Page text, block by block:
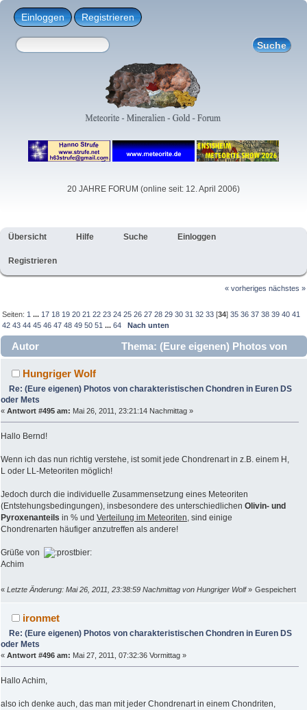
Einloggen Registrieren
20 JAHRE FORUM (online seit: 12. April 2006)
Übersicht Hilfe Suche Einloggen
Registrieren
« vorheriges nächstes »
Seiten: 1 ... 17 18 19 20 21 22 23 24 25 26 27 28 29 30 31 32 33 [34]35 36 37 38 39 40 41
42 43 44 45 46 47 48 49 50 51 ...64 Nach unten
Autor
Thema: (Eure eigenen) Photos von
charakteristischen Chondren in Euren DS oder Mets
(Gelesen 347161 mal)
Hungriger Wolf
Re: (Eure eigenen) Photos von charakteristischen Chondren in Euren DS
oder Mets
« Antwort #495 am: Mai 26, 2011, 23:21:14 Nachmittag »
Hallo Bernd!
Wenn ich das nun richtig verstehe, ist somit jede Chondrenart in z.B. einem H,
L oder LL-Meteoriten möglich!
Jedoch durch die individuelle Zusammensetzung eines Meteoriten
(Entstehungsbedingungen), insbesondere des unterschiedlichen Olivin- und
Pyroxenanteils in % und Verteilung im Meteoriten, sind einige
Chondrenarten häufiger anzutreffen als andere!
Grüße von
Achim
« Letzte Änderung: Mai 26, 2011, 23:38:59 Nachmittag von Hungriger Wolf» Gespeichert
ironmet
Re: (Eure eigenen) Photos von charakteristischen Chondren in Euren DS
oder Mets
« Antwort #496 am: Mai 27, 2011, 07:32:36 Vormittag »
Hallo Achim,
also ich denke auch, das man mit jeder Chondrenart in einem Chondriten,